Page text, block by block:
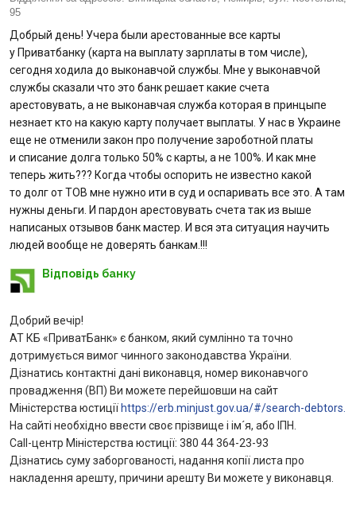
Питання банку
Відгуки
Депозити
Депозити юр. осіб
Кредити для бізнеса
Кредити
Картки
Відділення і банкомати
Інтернет-банкінг
Банки-партнери
Акції
Счета для бизнеса
95
Добрый день! Учера были арестованные все карты
у Приватбанку (карта на выплату зарплаты в том числе),
сегодня ходила до выконавчой службы. Мне у выконавчой
службы сказали что это банк решает какие счета
арестовувать, а не выконавчая служба которая в принцыпе
незнает кто на какую карту получает выплаты. У нас в Украине
еще не отменили закон про получение зароботной платы
и списание долга только 50% с карты, а не 100%. И как мне
теперь жить??? Когда чтобы оспорить не известно какой
то долг от ТОВ мне нужно ити в суд и оспаривать все это. А там
нужны деньги. И пардон арестовувать счета так из выше
написаных отзывов банк мастер. И вся эта ситуация научить
людей вообще не доверять банкам.!!!
Відповідь банку
Добрий вечір!
АТ КБ «ПриватБанк» є банком, який сумлінно та точно
дотримується вимог чинного законодавства України.
Дізнатись контактні дані виконавця, номер виконавчого
провадження (ВП) Ви можете перейшовши на сайт
Міністерства юстиції https://erb.minjust.gov.ua/#/search-debtors.
На сайті необхідно ввести своє прізвище і ім´я, або ІПН.
Сall-центр Міністерства юстиції: 380 44 364-23-93
Дізнатись суму заборгованості, надання копії листа про
накладення арешту, причини арешту Ви можете у виконавця.